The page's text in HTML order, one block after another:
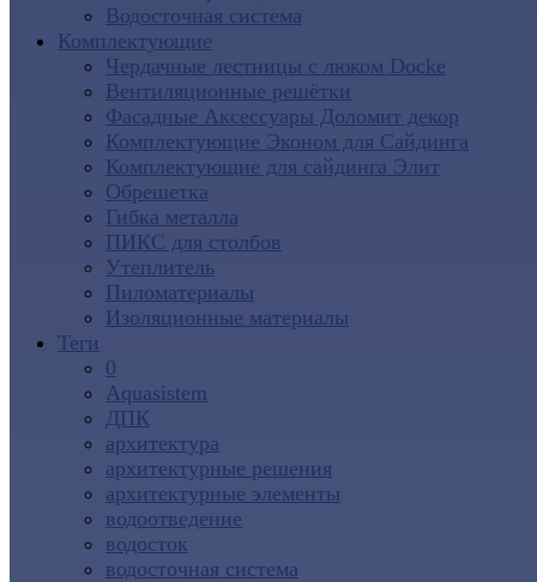
Водосточная система
Комплектующие
Чердачные лестницы с люком Docke
Вентиляционные решётки
Фасадные Аксессуары Доломит декор
Комплектующие Эконом для Сайдинга
Комплектующие для cайдинга Элит
Обрешетка
Гибка металла
ПИКС для столбов
Утеплитель
Пиломатериалы
Изоляционные материалы
Теги
0
Aquasistem
ДПК
архитектура
архитектурные решения
архитектурные элементы
водоотведение
водосток
водосточная система